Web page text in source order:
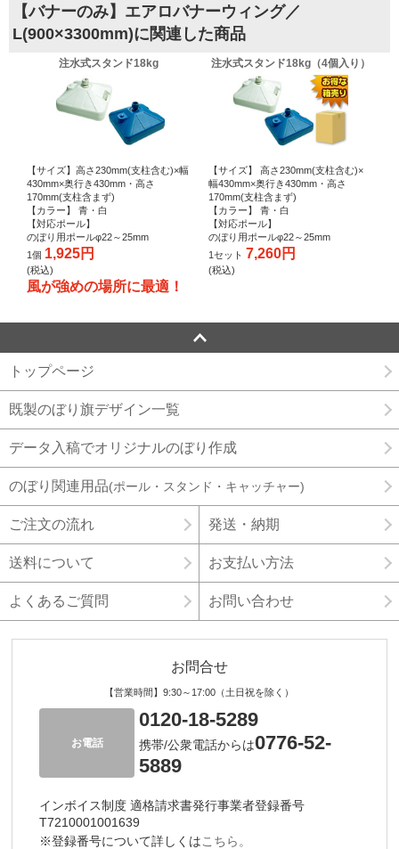
【バナーのみ】エアロバナーウィング／
L(900×3300mm)に関連した商品
注水式スタンド18kg
【サイズ】高さ230mm(支柱含む)×幅
430mm×奥行き430mm・高さ
170mm(支柱含まず)
【カラー】 青・白
【対応ポール】
のぼり用ポールφ22～25mm
1個 1,925円
(税込)
風が強めの場所に最適！
注水式スタンド18kg（4個入り）
【サイズ】 高さ230mm(支柱含む)×
幅430mm×奥行き430mm・高さ
170mm(支柱含まず)
【カラー】 青・白
【対応ポール】
のぼり用ポールφ22～25mm
1セット 7,260円
(税込)
トップページ
既製のぼり旗デザイン一覧
データ入稿でオリジナルのぼり作成
のぼり関連用品(ポール・スタンド・キャッチャー)
ご注文の流れ 発送・納期
送料について お支払い方法
よくあるご質問 お問い合わせ
お問合せ
【営業時間】9:30～17:00（土日祝を除く）
お電話
0120-18-5289
携帯/公衆電話からは0776-52-
5889
インボイス制度 適格請求書発行事業者登録番号
T7210001001639
※登録番号について詳しくはこちら。